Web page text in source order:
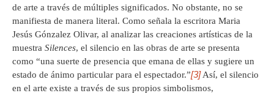
de arte a través de múltiples significados. No obstante, no se
manifiesta de manera literal. Como señala la escritora Maria
Jesús Gónzalez Olivar, al analizar las creaciones artísticas de la
muestra Silences, el silencio en las obras de arte se presenta
como “una suerte de presencia que emana de ellas y sugiere un
estado de ánimo particular para el espectador.”[3]Así, el silencio
en el arte existe a través de sus propios simbolismos,